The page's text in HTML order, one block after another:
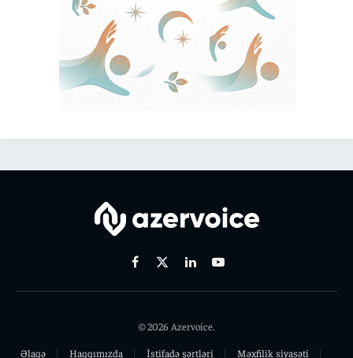
Facebook
X
LinkedinYoutube
© 2026 Azervoice.
Əlaqə
Haqqımızda İstifadə şərtləri Məxfilik siyasəti